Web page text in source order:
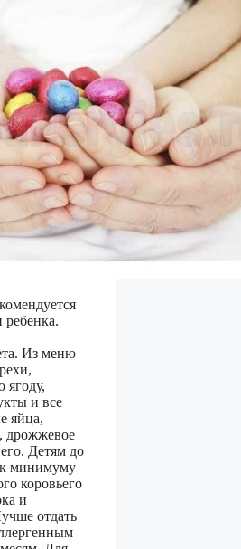
ребенка.
Из меню
ягоду,
и все
яйца,
дрожжевое
Детям до
к минимуму
коровьего
и
отдать